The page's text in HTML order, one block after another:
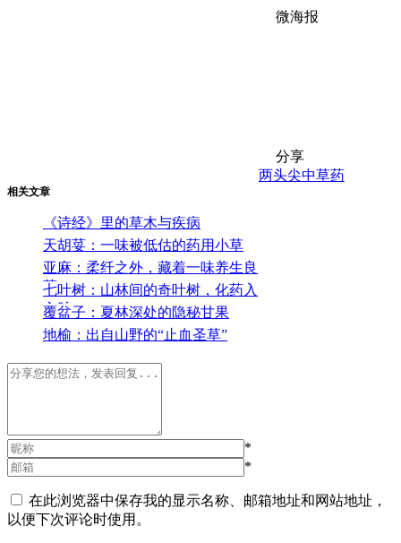
微海报
分享
相关文章
《诗经》里的草木与疾病
天胡荽：一味被低估的药用小草
亚麻：柔纤之外，藏着一味养生良
药
七叶树：山林间的奇叶树，化药入
心脉
覆盆子：夏林深处的隐秘甘果
地榆：出自山野的“止血圣草”
两头尖中草药
*
*
在此浏览器中保存我的显示名称、邮箱地址和网站地址，
以便下次评论时使用。